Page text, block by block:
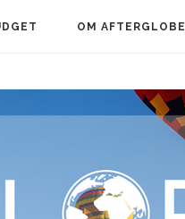
OM AFTERGLOBE